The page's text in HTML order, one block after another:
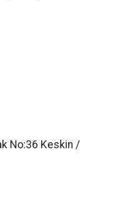
No:36 Keskin /